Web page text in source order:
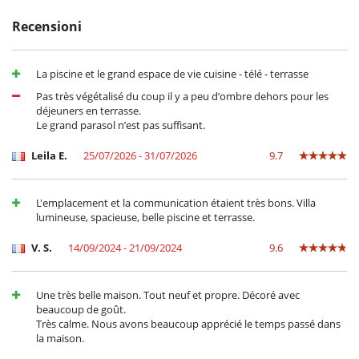
Tivù
Zona di boccia
Cucina americana
Cucina completamente fornita
Fornello a induzione
Macchina da caffè (a capsule)
Per la vostra comodità e convenienza
Aria condizionata in tutta la casa
Garage o posteggio privato
Salone e sala da mangiare nello stesso posto
Salone TV
Recensioni
La piscine et le grand espace de vie cuisine - télé - terrasse
Pas très végétalisé du coup il y a peu d’ombre dehors pour les
déjeuners en terrasse.
Le grand parasol n’est pas suffisant.
Leila E. 25/07/2026 - 31/07/2026 9.7
L'emplacement et la communication étaient très bons. Villa
lumineuse, spacieuse, belle piscine et terrasse.
V. S. 14/09/2024 - 21/09/2024 9.6
Une très belle maison. Tout neuf et propre. Décoré avec
beaucoup de goût.
Très calme. Nous avons beaucoup apprécié le temps passé dans
la maison.